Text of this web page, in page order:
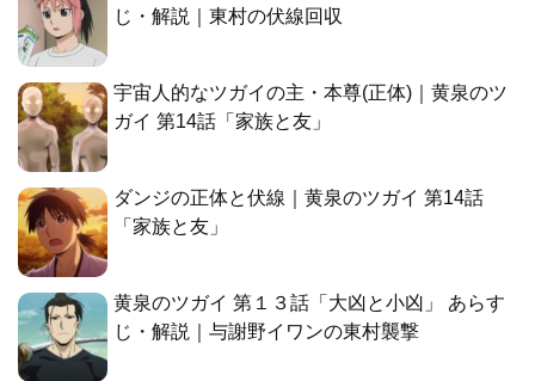
じ・解説｜東村の伏線回収
宇宙人的なツガイの主・本尊(正体)｜黄泉のツ
ガイ 第14話「家族と友」
ダンジの正体と伏線｜黄泉のツガイ 第14話
「家族と友」
黄泉のツガイ 第１３話「大凶と小凶」 あらす
じ・解説｜与謝野イワンの東村襲撃